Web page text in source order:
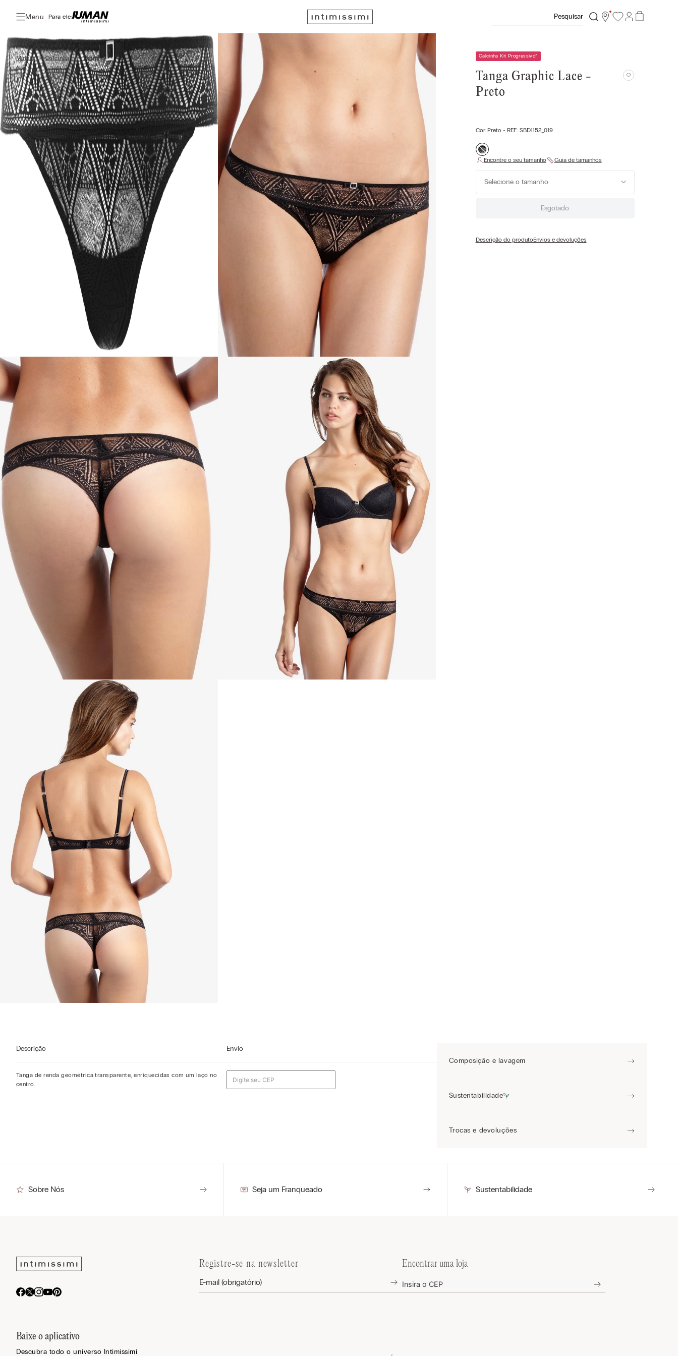
Menu Para ele:
Mulher Calcinhas Tanga Calcinha Kit Progressivo*
Tanga Graphic Lace -
Preto
Cor: Preto- REF.: SBD1152_019
Selecione o tamanho
Esgotado
Descrição do produtoEnvios e devoluções
Descrição
Tanga de renda geométrica transparente, enriquecidas com um laço no
centro.
Envio
Composição e lavagem
Sustentabilidade
Trocas e devoluções
Sobre Nós Seja um Franqueado Sustentabilidade
Baixe o aplicativo
Descubra todo o universo Intimissimi
Registre-se na newsletter Encontrar uma loja